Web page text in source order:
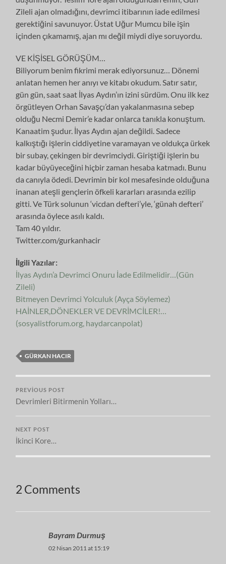
Zileli ajan olmadığını, devrimci itibarının iade edilmesi
gerektiğini savunuyor. Üstat Uğur Mumcu bile işin
içinden çıkamamış, ajan mı değil miydi diye soruyordu.
VE KİŞİSEL GÖRÜŞÜM…
Biliyorum benim fikrimi merak ediyorsunuz… Dönemi
anlatan hemen her anıyı ve kitabı okudum. Satır satır,
gün gün, saat saat İlyas Aydın’ın izini sürdüm. Onu ilk kez
örgütleyen Orhan Savaşçı’dan yakalanmasına sebep
olduğu Necmi Demir’e kadar onlarca tanıkla konuştum.
Kanaatim şudur. İlyas Aydın ajan değildi. Sadece
kalkıştığı işlerin ciddiyetine varamayan ve oldukça ürkek
bir subay, çekingen bir devrimciydi. Giriştiği işlerin bu
kadar büyüyeceğini hiçbir zaman hesaba katmadı. Bunu
da canıyla ödedi. Devrimin bir kol mesafesinde olduğuna
inanan ateşli gençlerin öfkeli kararları arasında ezilip
gitti. Ve Türk solunun ‘vicdan defteri’yle, ‘günah defteri’
arasında öylece asılı kaldı.
Tam 40 yıldır.
Twitter.com/gurkanhacir
İlgili Yazılar:
İlyas Aydın’a Devrimci Onuru İade Edilmelidir…(Gün
Zileli)
Bitmeyen Devrimci Yolculuk (Ayça Söylemez)
HAİNLER,DÖNEKLER VE DEVRİMCİLER!…
(sosyalistforum.org, haydarcanpolat)
GÜRKAN HACIR
PREVIOUS POST
Devrimleri Bitirmenin Yolları…
NEXT POST
İkinci Kore…
2 Comments
Bayram Durmuş
02 Nisan 2011 at 15:19